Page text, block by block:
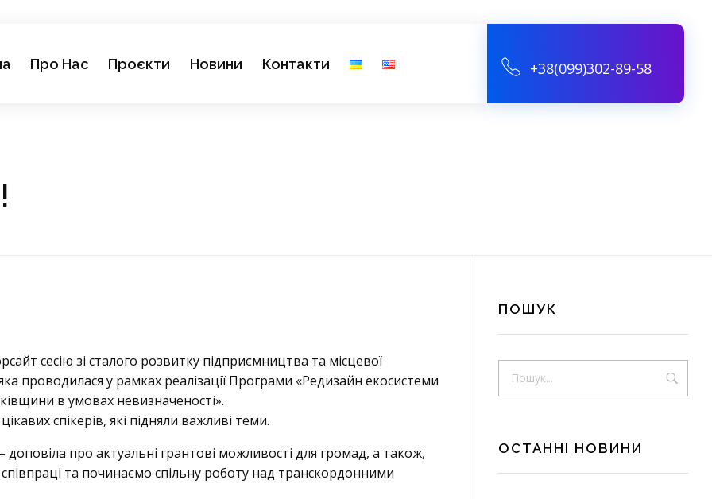
Про Нас Проєкти Новини Контакти +38(099)302-89-58
сесію зі сталого розвитку підприємництва та місцевої
проводилася у рамках реалізації Програми «Редизайн екосистеми
в умовах невизначеності».
спікерів, які підняли важливі теми.
про актуальні грантові можливості для громад, а також,
та починаємо спільну роботу над транскордонними
ПОШУК
ОСТАННІ НОВИНИ